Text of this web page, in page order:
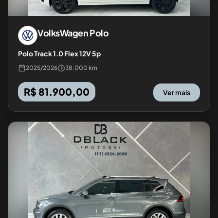
VolksWagenPolo
Polo Track 1.0 Flex 12V 5p
2025/2026 38.000 km
R$ 81.900,00 Ver mais